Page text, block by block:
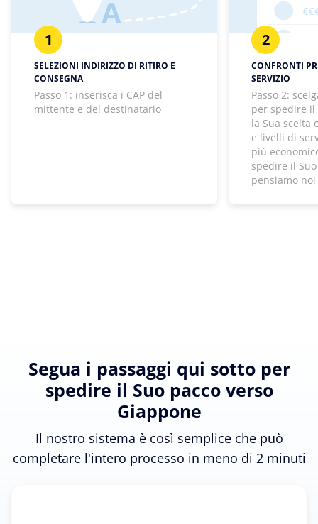
1
SELEZIONI INDIRIZZO DI RITIRO E
CONSEGNA
Passo 1: inserisca i CAP del
mittente e del destinatario
2
CONFRONTI
SERVIZIO
Passo 2:
per spedire il
la Sua scelta
e livelli di
più
spedire il Suo
pensiamo noi
Segua i passaggi qui sotto per
spedire il Suo pacco verso
Giappone
Il nostro sistema è così semplice che può
completare l'intero processo in meno di 2 minuti